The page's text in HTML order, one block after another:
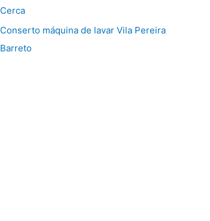
Cerca
Conserto máquina de lavar Vila Pereira
Barreto